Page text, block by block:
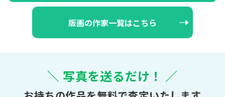
版画の作家一覧はこちら
＼ 写真を送るだけ！ ／